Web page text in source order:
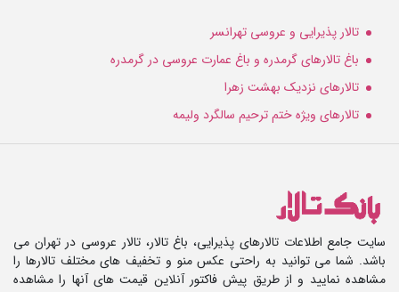
تالار پذیرایی و عروسی تهرانسر
باغ تالارهای گرمدره و باغ عمارت عروسی در گرمدره
تالارهای نزدیک بهشت زهرا
تالارهای ویژه ختم ترحیم سالگرد ولیمه
سایت جامع اطلاعات تالارهای پذیرایی، باغ تالار، تالار عروسی در تهران می
باشد. شما می توانید به راحتی عکس منو و تخفیف های مختلف تالارها را
مشاهده نمایید و از طریق پیش فاکتور آنلاین قیمت های آنها را مشاهده